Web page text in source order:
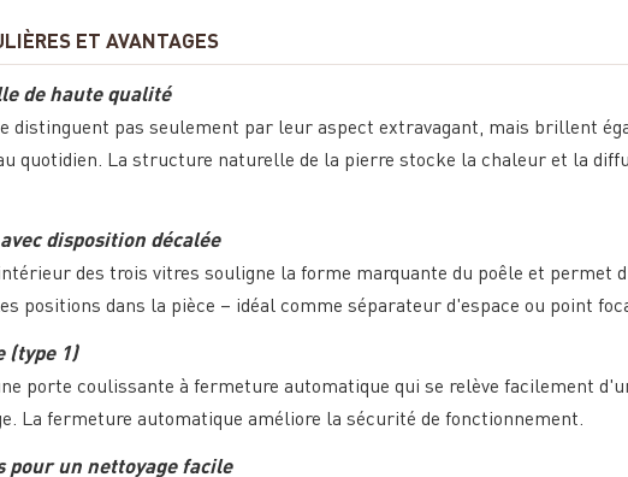
ET AVANTAGES
de haute qualité
distinguent pas seulement par leur aspect extravagant, mais brillent
quotidien. La structure naturelle de la pierre stocke la chaleur et la
disposition décalée
des trois vitres souligne la forme marquante du poêle et permet
positions dans la pièce – idéal comme séparateur d'espace ou point
(type 1)
porte coulissante à fermeture automatique qui se relève facilement
La fermeture automatique améliore la sécurité de fonctionnement.
pour un nettoyage facile